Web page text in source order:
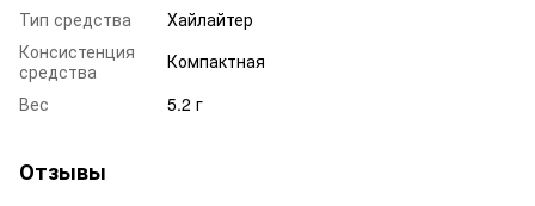
Тип средства
Хайлайтер
Консистенция
средства
Компактная
Вес
5.2 г
Отзывы